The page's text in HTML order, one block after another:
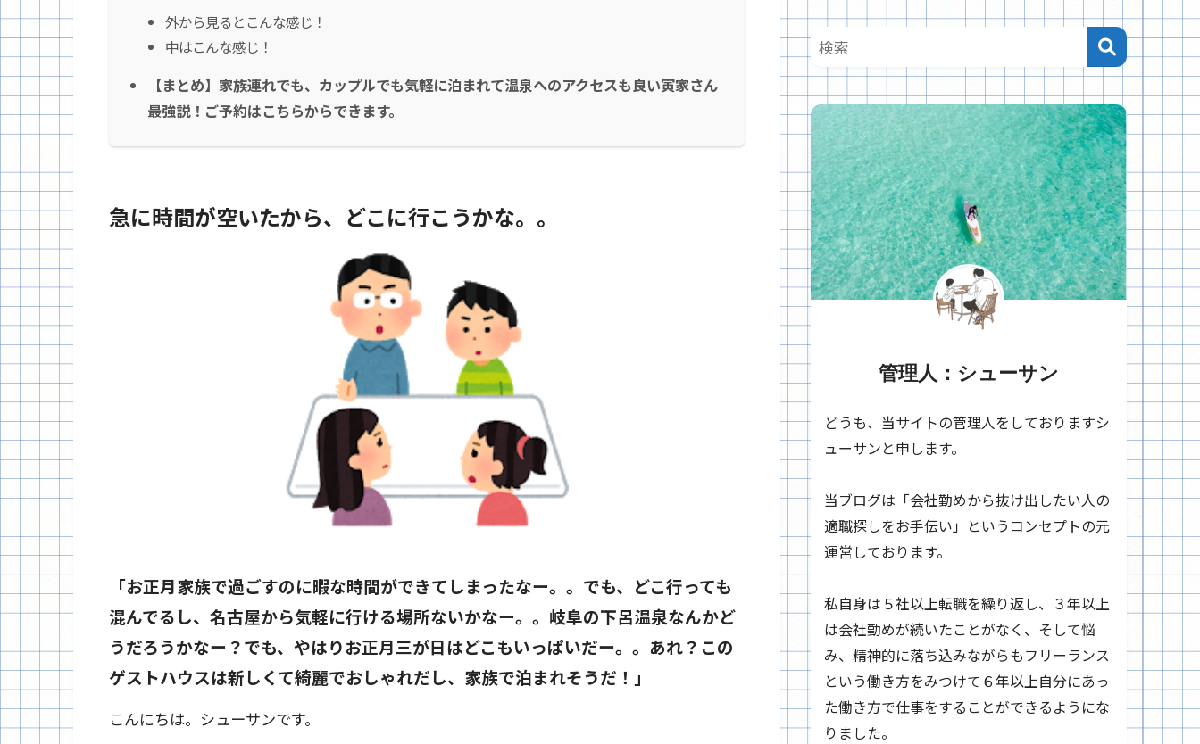
外から見るとこんな感じ！
中はこんな感じ！
【まとめ】家族連れでも、カップルでも気軽に泊まれて温泉へのアクセスも良い寅家さん
最強説！ご予約はこちらからできます。
急に時間が空いたから、どこに行こうかな。。
「お正月家族で過ごすのに暇な時間ができてしまったなー。。でも、どこ行っても
混んでるし、名古屋から気軽に行ける場所ないかなー。。岐阜の下呂温泉なんかど
うだろうかなー？でも、やはりお正月三が日はどこもいっぱいだー。。あれ？この
ゲストハウスは新しくて綺麗でおしゃれだし、家族で泊まれそうだ！」
こんにちは。シューサンです。
管理人：シューサン
どうも、当サイトの管理人をしておりますシ
ューサンと申します。
当ブログは「会社勤めから抜け出したい人の
適職探しをお手伝い」というコンセプトの元
運営しております。
私自身は５社以上転職を繰り返し、３年以上
は会社勤めが続いたことがなく、そして悩
み、精神的に落ち込みながらもフリーランス
という働き方をみつけて６年以上自分にあっ
た働き方で仕事をすることができるようにな
りました。